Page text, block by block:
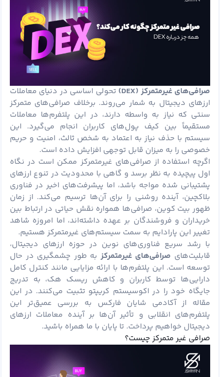
صرافی‌های غیرمتمرکز (DEX
) تحولی اساسی در دنیای معاملات
ارزهای دیجیتال به شمار می‌روند. برخلاف صرافی‌های متمرکز
سنتی که نیاز به واسطه دارند، در این پلتفرم‌ها معاملات
مستقیماً بین کیف پول‌های کاربران انجام می‌گیرد. این
سیستم با حذف نیاز به اعتماد به شخص ثالث، امنیت و حریم
خصوصی را به میزان قابل توجهی افزایش داده است.
اگرچه استفاده از صرافی‌های غیرمتمرکز ممکن است در نگاه
اول پیچیده به نظر برسد و گاهی با محدودیت در تنوع ارزهای
پشتیبانی شده مواجه باشد، اما پیشرفت‌های اخیر در فناوری
بلاکچین، آینده روشنی را برای آن‌ها ترسیم می‌کند. از زمان
ظهور بیت کوین، صرافی‌ها همواره نقش حیاتی در ارتباط بین
خریداران و فروشندگان بر عهده داشته‌اند، اما امروزه شاهد
تغییر این پارادایم به سمت سیستم‌های غیرمتمرکز هستیم.
با رشد سریع فناوری‌های نوین در حوزه ارزهای دیجیتال،
قابلیت‌های صرافی‌های غیرمتمرکز به طور چشمگیری در حال
توسعه است. این پلتفرم‌ها با ارائه مزایایی مانند کنترل کامل
دارایی‌ها توسط کاربران و کاهش ریسک هک، به تدریج
جایگاه خود را در اکوسیستم کریپتو تثبیت می‌کنند. در این
مقاله ازآکادمی شایان فارکس به بررسی عمیق‌تر این
پلتفرم‌های انقلابی و تأثیر آن‌ها بر آینده معاملات ارزهای
دیجیتال خواهیم پرداخت. تا پایان با ما همراه باشید.
صرافی غیر متمرکز چیست؟